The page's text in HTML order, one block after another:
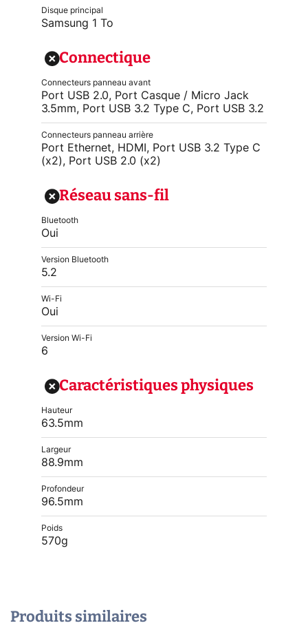
Disque principal
Samsung 1 To
Connectique
Connecteurs panneau avant
Port USB 2.0, Port Casque / Micro Jack
3.5mm, Port USB 3.2 Type C, Port USB 3.2
Connecteurs panneau arrière
Port Ethernet, HDMI, Port USB 3.2 Type C
(x2), Port USB 2.0 (x2)
Réseau sans-fil
Bluetooth
Oui
Version Bluetooth
5.2
Wi-Fi
Oui
Version Wi-Fi
6
Caractéristiques physiques
Hauteur
63.5mm
Largeur
88.9mm
Profondeur
96.5mm
Poids
570g
Produits similaires